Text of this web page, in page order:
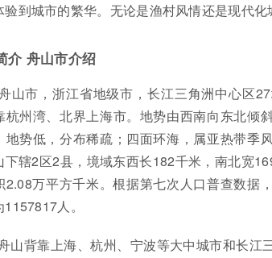
到城市的繁华。无论是渔村风情还是现代化
介 舟山市介绍
山市，浙江省地级市，长江三角洲中心区
杭州湾、北界上海市。地势由西南向东北倾
地势低，分布稀疏；四面环海，属亚热带季
下辖2区2县，境域东西长182千米，南北宽
2.08万平方千米。根据第七次人口普查数据
人。
山背靠上海、杭州、宁波等大中城市和长江